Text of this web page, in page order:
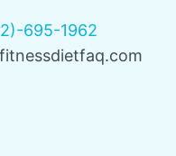
695-1962